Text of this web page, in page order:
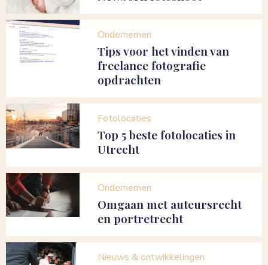
Ondernemen
Tips voor het vinden van
freelance fotografie
opdrachten
Fotolocaties
Top 5 beste fotolocaties in
Utrecht
Ondernemen
Omgaan met auteursrecht
en portretrecht
Nieuws & ontwikkelingen